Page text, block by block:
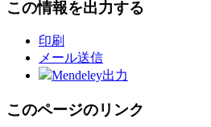
この情報を出力する
印刷
メール送信
Mendeley出力
このページのリンク